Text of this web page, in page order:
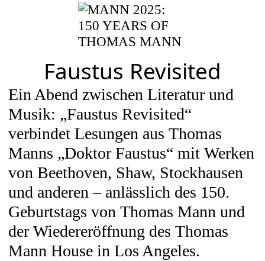
Skip to content
EVENTS
JOURNAL
ÜBER UNS
Faustus Revisited
Ein Abend zwischen Literatur und
Musik: „Faustus Revisited“
verbindet Lesungen aus Thomas
Manns „Doktor Faustus“ mit Werken
von Beethoven, Shaw, Stockhausen
und anderen – anlässlich des 150.
Geburtstags von Thomas Mann und
der Wiedereröffnung des Thomas
Mann House in Los Angeles.